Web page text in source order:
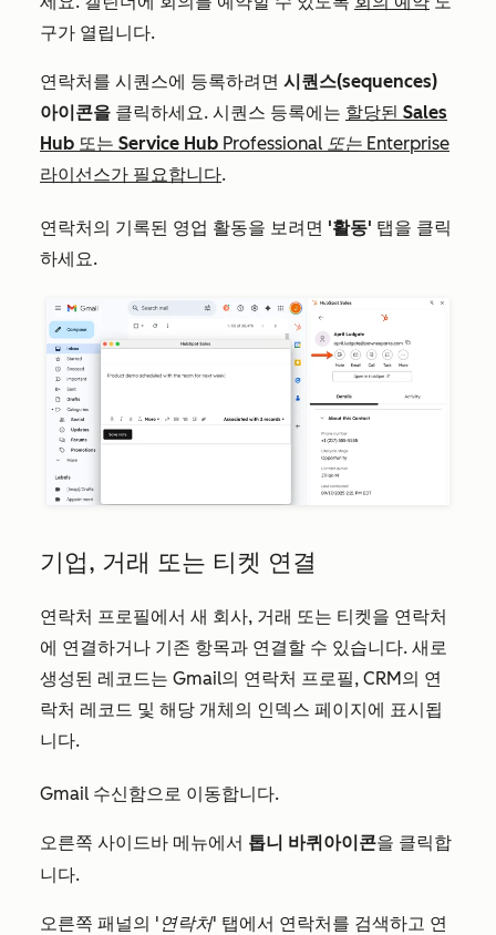
구가 열립니다.
연락처를 시퀀스에 등록하려면 시퀀스(sequences)
아이콘을 클릭하세요. 시퀀스 등록에는 할당된 Sales
Hub 또는 Service Hub Professional 또는 Enterprise
라이선스가 필요합니다.
연락처의 기록된 영업 활동을 보려면 '활동' 탭을 클릭
하세요.
기업, 거래 또는 티켓 연결
연락처 프로필에서 새 회사, 거래 또는 티켓을 연락처
에 연결하거나 기존 항목과 연결할 수 있습니다. 새로
생성된 레코드는 Gmail의 연락처 프로필, CRM의 연
락처 레코드 및 해당 개체의 인덱스 페이지에 표시됩
니다.
Gmail 수신함으로 이동합니다.
오른쪽 사이드바 메뉴에서 톱니 바퀴아이콘을 클릭합
니다.
오른쪽 패널의 '연락처' 탭에서 연락처를 검색하고 연